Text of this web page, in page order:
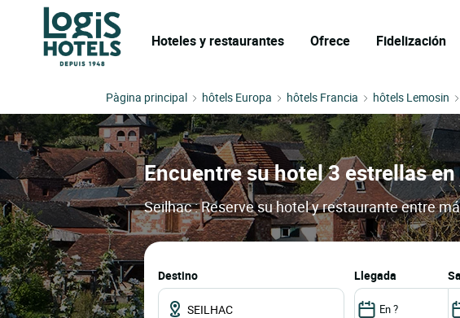
Hoteles y restaurantes Ofrece Fidelización
Pàgina principal hôtels Europa hôtels Francia hôtels Lemosin
Encuentre su hotel 3 estrellas
Seilhac : Reserve su hotel y restaurante entre
Destino llegada